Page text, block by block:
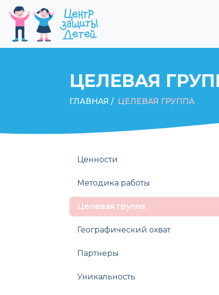
ЦЕЛЕВАЯ
ГЛАВНАЯ / ЦЕЛЕВАЯ ГРУППА
Ценности
Методика работы
Целевая группа
Географический охват
Партнеры
Уникальность